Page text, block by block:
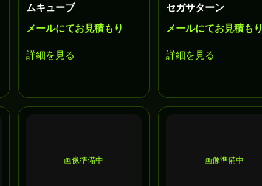
ムキューブ
メールにてお見積もり
詳細を見る
セガサターン
メールにてお見積もり
詳細を見る
画像準備中 画像準備中